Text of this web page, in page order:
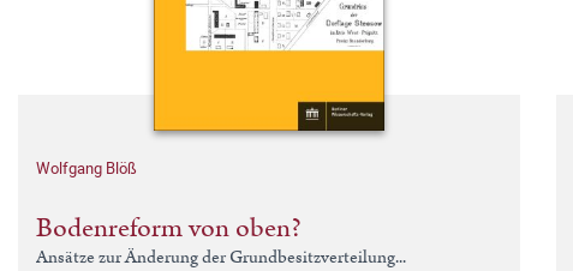
Wolfgang Blöß
Bodenreform von oben?
Ansätze zur Änderung der Grundbesitzverteilung...